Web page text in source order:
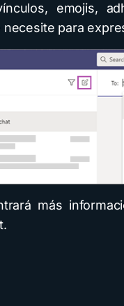
emojis,
necesite para
más